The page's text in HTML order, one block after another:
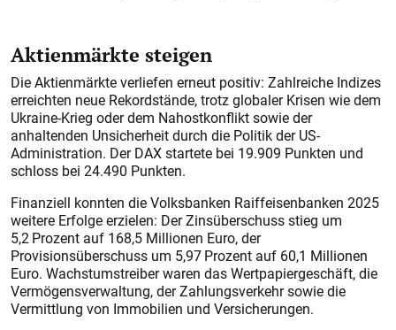
Aktienmärkte steigen
Die Aktienmärkte verliefen erneut positiv: Zahlreiche Indizes
erreichten neue Rekordstände, trotz globaler Krisen wie dem
Ukraine-Krieg oder dem Nahostkonflikt sowie der
anhaltenden Unsicherheit durch die Politik der US-
Administration. Der DAX startete bei 19.909 Punkten und
schloss bei 24.490 Punkten.
Finanziell konnten die Volksbanken Raiffeisenbanken 2025
weitere Erfolge erzielen: Der Zinsüberschuss stieg um
5,2 Prozent auf 168,5 Millionen Euro, der
Provisionsüberschuss um 5,97 Prozent auf 60,1 Millionen
Euro. Wachstumstreiber waren das Wertpapiergeschäft, die
Vermögensverwaltung, der Zahlungsverkehr sowie die
Vermittlung von Immobilien und Versicherungen.